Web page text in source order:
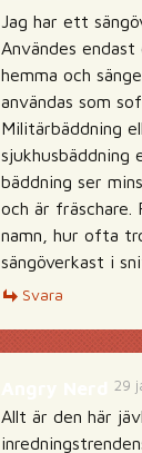
Jag har ett
Användes
hemma och
användas som
Militärbäddning
sjukhusbäddning
bäddning ser
och är fräschare.
namn, hur ofta
sängöverkast i
Svara
29
Allt är den här